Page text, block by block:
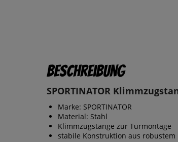
Beschreibung
SPORTINATOR
Marke: SPORTINATOR
Material: Stahl
Klimmzugstange zur Türmontage
stabile Konstruktion aus robustem